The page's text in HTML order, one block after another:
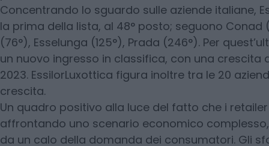
Concentrando lo sguardo sulle aziende italiane,
la prima della lista, al 48° posto; seguono Conad
(76°), Esselunga (125°), Prada (246°). Per
un nuovo ingresso in classifica, con una crescita
2023. EssilorLuxottica figura inoltre tra le 20
crescita.
Un quadro positivo alla luce del fatto che i
affrontando uno scenario economico
da un calo della domanda dei consumatori. Gli